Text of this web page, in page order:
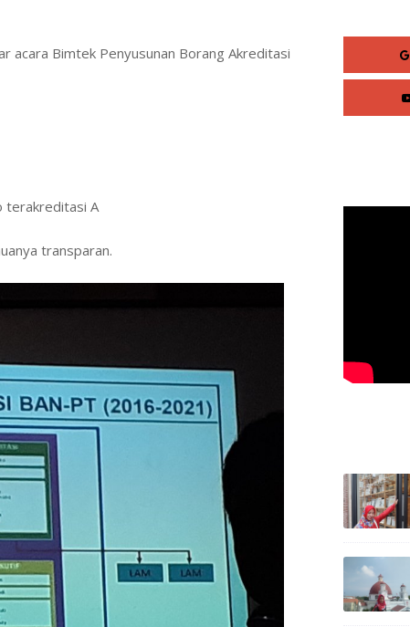
acara Bimtek Penyusunan Borang Akreditasi
terakreditasi A
transparan.